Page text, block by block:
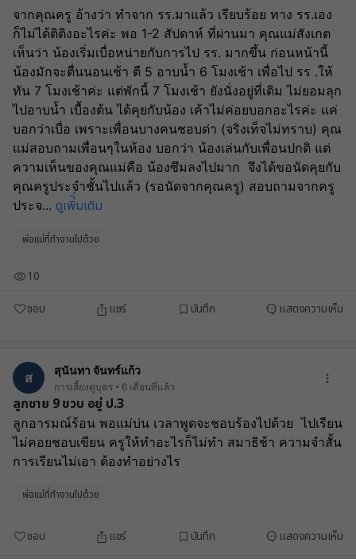
จากคุณครู อ้างว่า ทำจาก รร.มาแล้ว เรียบร้อย ทาง รร.เอง
ก็ไม่ได้ติติงอะไรค่ะ พอ 1-2 สัปดาห์ ที่ผ่านมา คุณแม่สังเกต
เห็นว่า น้องเริ่มเบื่อหน่ายกับการไป รร. มากขึ้น ก่อนหน้านี้
น้องมักจะตื่นนอนเช้า ตี 5 อาบน้ำ 6 โมงเช้า เพื่อไป รร .ให้
ทัน 7 โมงเช้าค่ะ แต่พักนี้ 7 โมงเช้า ยังนั่งอยู่ที่เดิม ไม่ยอมลุก
ไปอาบน้ำ เบื้องต้น ได้คุยกับน้อง เค้าไม่ค่อยบอกอะไรค่ะ แค่
บอกว่าเบื่อ เพราะเพื่อนบางคนชอบด่า (จริงเท็จไม่ทราบ) คุณ
แม่สอบถามเพื่อนๆในห้อง บอกว่า น้องเล่นกับเพื่อนปกติ แต่
ความเห็นของคุณแม่คือ น้องซึมลงไปมาก  จึงได้ขอนัดคุยกับ
คุณครูประจำชั้นไปแล้ว (รอนัดจากคุณครู) สอบถามจากครู
ประจ... ดูเพิ่ิ่มเติม
พ่อแม่ที่ทำงานไปด้วย
ชอบ แชร์ บันทึก แสดงความเห็น
10
ส สุนันทา จันทร์แก้ว
การเลี้ยงดูบุตร 6 เดือนที่แล้ว
ลูกชาย 9 ขวบ อยู่ ป.3
ลูกอารมณ์ร้อน พอแม่บ่น เวลาพูดจะชอบร้องไปด้วย  ไปเรียน
ไม่คอยชอบเขียน ครูให้ทำอะไรก็ไม่ทำ สมาธิช้า ความจำสั้น
การเรียนไม่เอา ต้องทำอย่างไร
พ่อแม่ที่ทำงานไปด้วย
ชอบ แชร์ บันทึก แสดงความเห็น